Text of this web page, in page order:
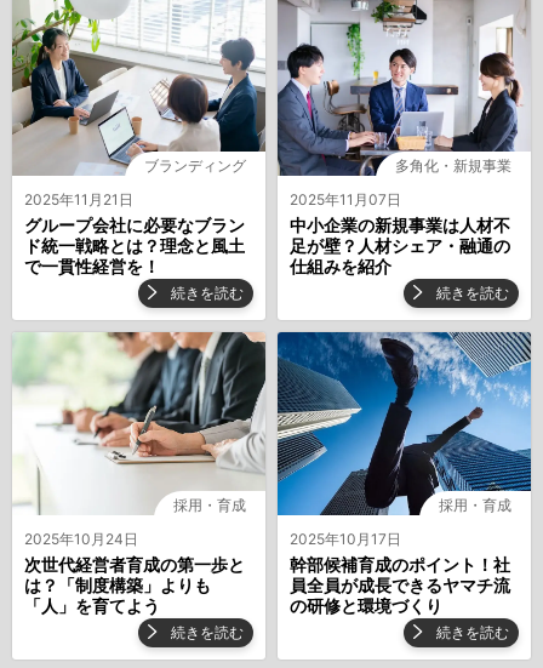
2025年11月21日
ブランディング
グループ会社に必要なブラン
ド統一戦略とは？理念と風土
で一貫性経営を！
続きを読む
2025年11月07日
多角化・新規事業
中小企業の新規事業は人材不
足が壁？人材シェア・融通の
仕組みを紹介
続きを読む
2025年10月24日
採用・育成
次世代経営者育成の第一歩と
は？「制度構築」よりも
「人」を育てよう
続きを読む
2025年10月17日
採用・育成
幹部候補育成のポイント！社
員全員が成長できるヤマチ流
の研修と環境づくり
続きを読む